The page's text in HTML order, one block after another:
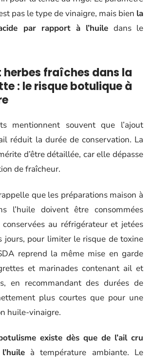
pas le type de vinaigre, mais bien la
par rapport à l’huile dans le
herbes fraîches dans la
: le risque botulique à
mentionnent souvent que l’ajout
réduit la durée de conservation. La
d’être détaillée, car elle dépasse
de fraîcheur.
que les préparations maison à
l’huile doivent être consommées
au réfrigérateur et jetées
jours, pour limiter le risque de toxine
reprend la même mise en garde
et marinades contenant ail et
en recommandant des durées de
plus courtes que pour une
huile-vinaigre.
existe dès que de l’ail cru
à température ambiante. Le